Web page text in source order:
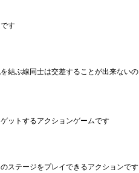
す
結ぶ線同士は交差することが出来ないの
ットするアクションゲームです
ステージをプレイできるアクションです